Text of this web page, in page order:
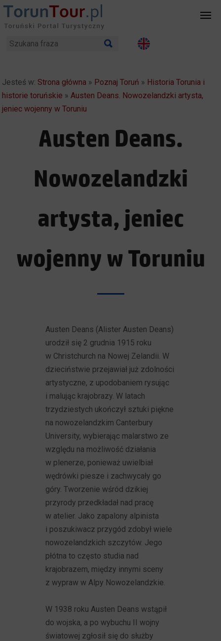
Jesteś w: Strona główna » Poznaj Toruń » Historia Torunia i
historie toruńskie »Austen Deans. Nowozelandzki artysta,
jeniec wojenny w Toruniu
Austen Deans.
Nowozelandzki
artysta, jeniec
wojenny w Toruniu
Austen Deans (Alister Austen Deans)
urodził się 2 grudnia 1915 roku
w Christchurch na Nowej Zelandii. W
dzieciństwie przejawiał już zdolności
artystyczne, z upodobaniem rysując
i malując krajobrazy. W latach
trzydziestych ukończył sztuki piękne
na nowozelandzkim Canterbury
University, wybierając malarstwo ze
względu na możliwość działania
w plenerze, ponieważ uwielbiał
wędrówki piesze i zachwycały go
góry. Tworzenie wśród dzikiej
przyrody przedkładał nad pracę
w atelier. Jako zapalony alpinista
i poszukiwacz przygód zdobył wiele
nowozelandzkich szczytów. Jego
płótna to często studia nad
krajobrazem, między innymi sceny
z wypraw w Alpy Nowozelandzkie.
W 1938 roku Austen Deans wstąpił
do wojska, a po wybuchu II wojny
światowej zgłosił się do służby